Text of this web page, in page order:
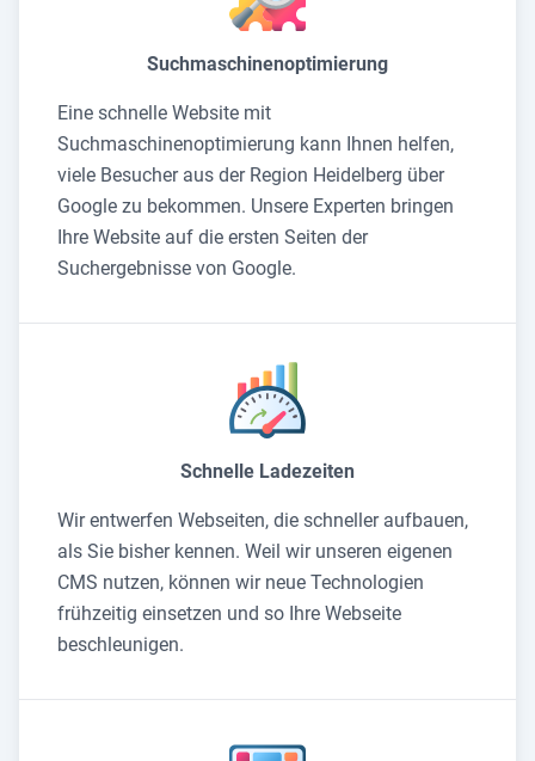
Suchmaschinenoptimierung
Eine schnelle Website mit
Suchmaschinenoptimierung kann Ihnen helfen,
viele Besucher aus der Region Heidelberg über
Google zu bekommen. Unsere Experten bringen
Ihre Website auf die ersten Seiten der
Suchergebnisse von Google.
Schnelle Ladezeiten
Wir entwerfen Webseiten, die schneller aufbauen,
als Sie bisher kennen. Weil wir unseren eigenen
CMS nutzen, können wir neue Technologien
frühzeitig einsetzen und so Ihre Webseite
beschleunigen.